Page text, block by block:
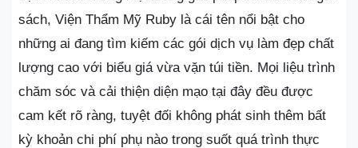
sách, Viện Thẩm Mỹ Ruby là cái tên nổi bật cho
những ai đang tìm kiếm các gói dịch vụ làm đẹp chất
lượng cao với biểu giá vừa vặn túi tiền. Mọi liệu trình
chăm sóc và cải thiện diện mạo tại đây đều được
cam kết rõ ràng, tuyệt đối không phát sinh thêm bất
kỳ khoản chi phí phụ nào trong suốt quá trình thực